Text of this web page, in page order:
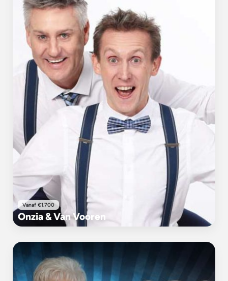
Vanaf €1.700
Onzia & Van Vooren